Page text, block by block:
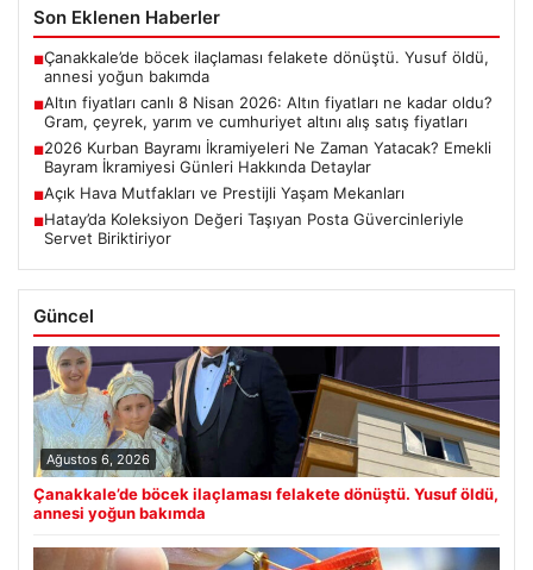
Son Eklenen Haberler
■Çanakkale’de böcek ilaçlaması felakete dönüştü. Yusuf öldü,
annesi yoğun bakımda
■Altın fiyatları canlı 8 Nisan 2026: Altın fiyatları ne kadar oldu?
Gram, çeyrek, yarım ve cumhuriyet altını alış satış fiyatları
■2026 Kurban Bayramı İkramiyeleri Ne Zaman Yatacak? Emekli
Bayram İkramiyesi Günleri Hakkında Detaylar
■Açık Hava Mutfakları ve Prestijli Yaşam Mekanları
■Hatay’da Koleksiyon Değeri Taşıyan Posta Güvercinleriyle
Servet Biriktiriyor
Güncel
Ağustos 6, 2026
Çanakkale’de böcek ilaçlaması felakete dönüştü. Yusuf öldü,
annesi yoğun bakımda